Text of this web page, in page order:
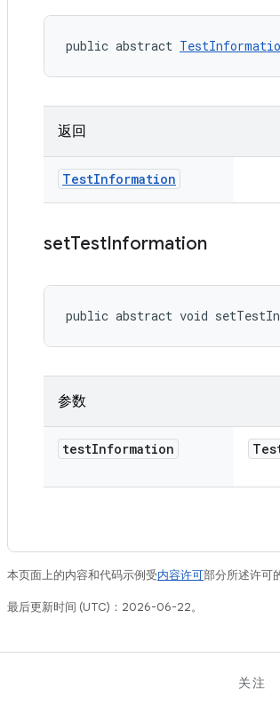
public abstract
返回
TestInformation
setTestInformation
public abstract void
参数
testInformation
本页面上的内容和代码示例受内容许可部分所述许可
最后更新时间 (UTC)：2026-06-22。
关注